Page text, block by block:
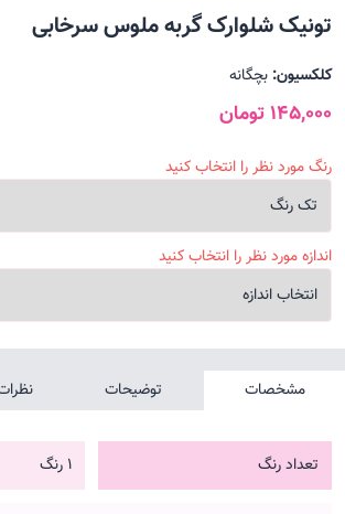
تونیک شلوارک گربه ملوس سرخابی
کلکسیون: بچگانه
145,000 تومان
رنگ مورد نظر را انتخاب کنید
اندازه مورد نظر را انتخاب کنید
مشخصات توضیحات
تعداد رنگ 1 رنگ